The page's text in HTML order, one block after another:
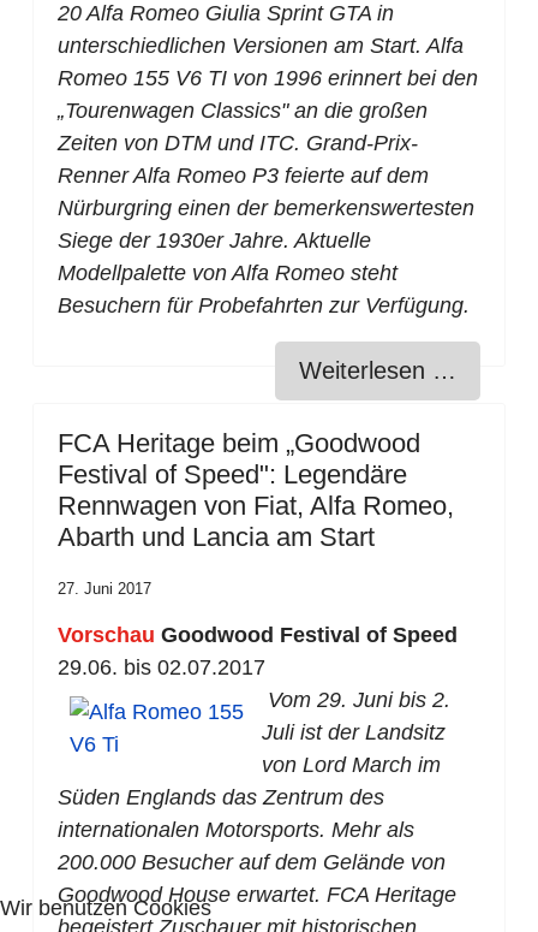
20 Alfa Romeo Giulia Sprint GTA in
unterschiedlichen Versionen am Start. Alfa
Romeo 155 V6 TI von 1996 erinnert bei den
„Tourenwagen Classics" an die großen
Zeiten von DTM und ITC. Grand-Prix-
Renner Alfa Romeo P3 feierte auf dem
Nürburgring einen der bemerkenswertesten
Siege der 1930er Jahre. Aktuelle
Modellpalette von Alfa Romeo steht
Besuchern für Probefahrten zur Verfügung.
Weiterlesen …
FCA Heritage beim „Goodwood
Festival of Speed": Legendäre
Rennwagen von Fiat, Alfa Romeo,
Abarth und Lancia am Start
27. Juni 2017
Vorschau Goodwood Festival of Speed
29.06. bis 02.07.2017
Vom 29. Juni bis 2.
Juli ist der Landsitz
von Lord March im
Süden Englands das Zentrum des
internationalen Motorsports. Mehr als
200.000 Besucher auf dem Gelände von
Goodwood House erwartet. FCA Heritage
begeistert Zuschauer mit historischen
Wir benutzen Cookies